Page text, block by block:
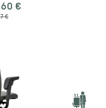
€
€